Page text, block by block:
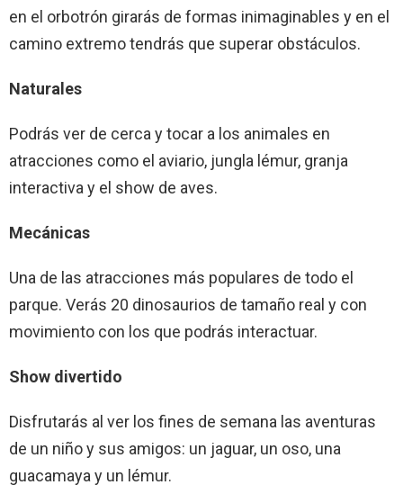
en el orbotrón girarás de formas inimaginables y en el
camino extremo tendrás que superar obstáculos.
Naturales
Podrás ver de cerca y tocar a los animales en
atracciones como el aviario, jungla lémur, granja
interactiva y el show de aves.
Mecánicas
Una de las atracciones más populares de todo el
parque. Verás 20 dinosaurios de tamaño real y con
movimiento con los que podrás interactuar.
Show divertido
Disfrutarás al ver los fines de semana las aventuras
de un niño y sus amigos: un jaguar, un oso, una
guacamaya y un lémur.